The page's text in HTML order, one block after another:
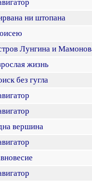
ни штопана
Лунгина и
жизнь
без гугла
вершина